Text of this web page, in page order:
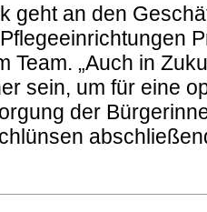
geht an den
Team. „Auch in
sein, um für eine
der